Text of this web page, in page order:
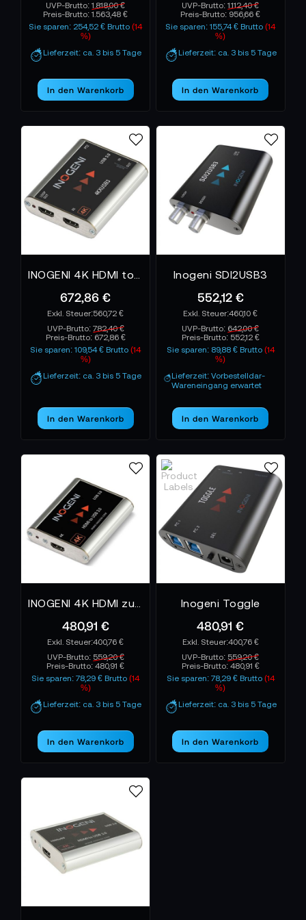
UVP-Brutto:1.818,00 €
Preis-Brutto:1.563,48 €
Sie sparen: 254,52 € Brutto(14
%)
Lieferzeit: ca. 3 bis 5 Tage
In den Warenkorb
UVP-Brutto:1.112,40 €
Preis-Brutto: 956,66 €
Sie sparen: 155,74 € Brutto(14
%)
Lieferzeit: ca. 3 bis 5 Tage
In den Warenkorb
672,86 €
560,72 €
UVP-Brutto: 782,40 €
Preis-Brutto: 672,86 €
Sie sparen: 109,54 € Brutto(14
%)
Lieferzeit: ca. 3 bis 5 Tage
In den Warenkorb
Inogeni SDI2USB3
552,12 €
460,10 €
UVP-Brutto: 642,00 €
Preis-Brutto: 552,12 €
Sie sparen: 89,88 € Brutto (14
%)
Lieferzeit: Vorbestelldar-
Wareneingang erwartet
In den Warenkorb
480,91 €
400,76 €
UVP-Brutto: 559,20 €
Preis-Brutto:480,91 €
Sie sparen: 78,29 € Brutto(14
%)
Lieferzeit: ca. 3 bis 5 Tage
In den Warenkorb
Inogeni Toggle
480,91 €
400,76 €
UVP-Brutto: 559,20 €
Preis-Brutto: 480,91 €
Sie sparen: 78,29 € Brutto (14
%)
Lieferzeit: ca. 3 bis 5 Tage
In den Warenkorb